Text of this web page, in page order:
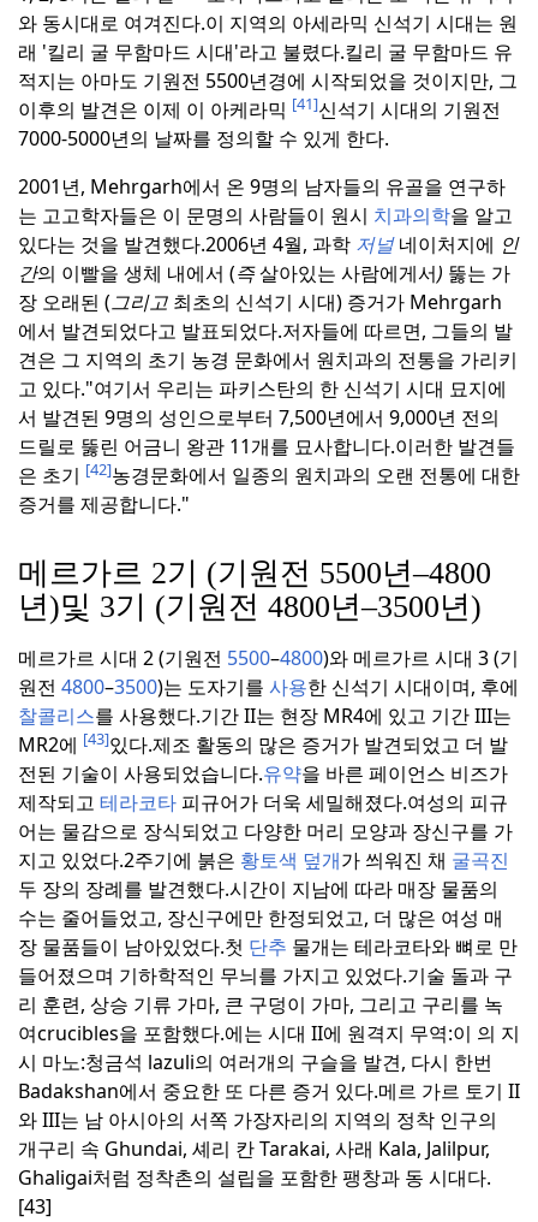
와 동시대로 여겨진다.이 지역의 아세라믹 신석기 시대는 원
래 '킬리 굴 무함마드 시대'라고 불렸다.킬리 굴 무함마드 유
적지는 아마도 기원전 5500년경에 시작되었을 것이지만, 그
이후의 발견은 이제 이 아케라믹 [41]신석기 시대의 기원전
7000-5000년의 날짜를 정의할 수 있게 한다.
2001년, Mehrgarh에서 온 9명의 남자들의 유골을 연구하
는 고고학자들은 이 문명의 사람들이 원시 치과의학을 알고
있다는 것을 발견했다.2006년 4월, 과학 저널네이처지에 인
간의 이빨을 생체 내에서 (즉살아있는 사람에게서) 뚫는 가
장 오래된 (그리고 최초의 신석기 시대) 증거가 Mehrgarh
에서 발견되었다고 발표되었다.저자들에 따르면, 그들의 발
견은 그 지역의 초기 농경 문화에서 원치과의 전통을 가리키
고 있다."여기서 우리는 파키스탄의 한 신석기 시대 묘지에
서 발견된 9명의 성인으로부터 7,500년에서 9,000년 전의
드릴로 뚫린 어금니 왕관 11개를 묘사합니다.이러한 발견들
은 초기 [42]농경문화에서 일종의 원치과의 오랜 전통에 대한
증거를 제공합니다."
메르가르 2기 (기원전 5500년–4800
년)및 3기 (기원전 4800년–3500년)
메르가르 시대 2 (기원전 5500–4800)와 메르가르 시대 3 (기
원전 4800–3500)는 도자기를 사용한 신석기 시대이며, 후에
찰콜리스를 사용했다.기간 II는 현장 MR4에 있고 기간 III는
MR2에 [43]있다.제조 활동의 많은 증거가 발견되었고 더 발
전된 기술이 사용되었습니다.유약을 바른 페이언스 비즈가
제작되고 테라코타 피규어가 더욱 세밀해졌다.여성의 피규
어는 물감으로 장식되었고 다양한 머리 모양과 장신구를 가
지고 있었다.2주기에 붉은 황토색 덮개가 씌워진 채 굴곡진
두 장의 장례를 발견했다.시간이 지남에 따라 매장 물품의
수는 줄어들었고, 장신구에만 한정되었고, 더 많은 여성 매
장 물품들이 남아있었다.첫 단추 물개는 테라코타와 뼈로 만
들어졌으며 기하학적인 무늬를 가지고 있었다.기술 돌과 구
리 훈련, 상승 기류 가마, 큰 구덩이 가마, 그리고 구리를 녹
여crucibles을 포함했다.에는 시대 II에 원격지 무역:이 의 지
시 마노:청금석 lazuli의 여러개의 구슬을 발견, 다시 한번
Badakshan에서 중요한 또 다른 증거 있다.메르 가르 토기 II
와 III는 남 아시아의 서쪽 가장자리의 지역의 정착 인구의
개구리 속 Ghundai, 셰리 칸 Tarakai, 사래 Kala, Jalilpur,
Ghaligai처럼 정착촌의 설립을 포함한 팽창과 동 시대다.
[43]